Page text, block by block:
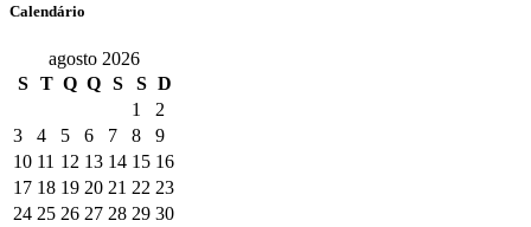
Calendário
agosto 2026
S
T Q Q S S D
1
2
3
4 5 6 7 8
9
10 11 12 13 14 15 16
17 18 19 20 21 22 23
24 25 26 27 28 29 30